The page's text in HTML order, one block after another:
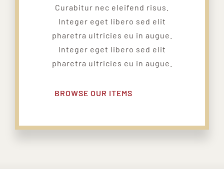
Curabitur nec eleifend risus.
Integer eget libero sed elit
pharetra ultricies eu in augue.
Integer eget libero sed elit
pharetra ultricies eu in augue.
BROWSE OUR ITEMS